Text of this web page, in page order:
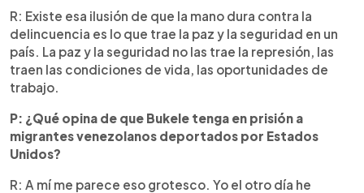
R: Existe esa ilusión de que la mano dura contra la
delincuencia es lo que trae la paz y la seguridad en un
país. La paz y la seguridad no las trae la represión, las
traen las condiciones de vida, las oportunidades de
trabajo.
P: ¿Qué opina de que Bukele tenga en prisión a
migrantes venezolanos deportados por Estados
Unidos?
R: A mí me parece eso grotesco. Yo el otro día he